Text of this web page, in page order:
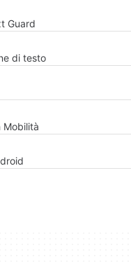
Guard
di testo
Mobilità